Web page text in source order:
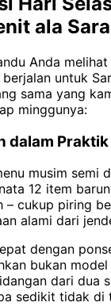
ala
Anda
untuk
sama yang
minggunya:
dalam Praktik
musim semi
12 item
– cukup piring
alami dari
dengan
bukan
dari dua
sedikit tidak di